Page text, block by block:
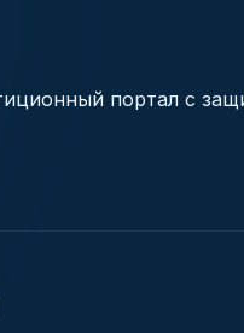
портал с